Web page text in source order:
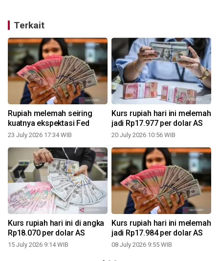
Terkait
Rupiah melemah seiring
kuatnya ekspektasi Fed
23 July 2026 17:34 WIB
Kurs rupiah hari ini melemah
jadi Rp17.977 per dolar AS
20 July 2026 10:56 WIB
Kurs rupiah hari ini di angka
Rp18.070 per dolar AS
15 July 2026 9:14 WIB
Kurs rupiah hari ini melemah
jadi Rp17.984 per dolar AS
08 July 2026 9:55 WIB